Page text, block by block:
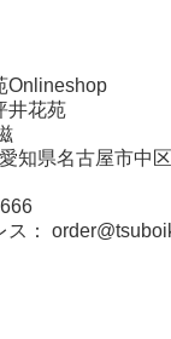
Onlineshop
井花苑
知県名古屋市中
ス：